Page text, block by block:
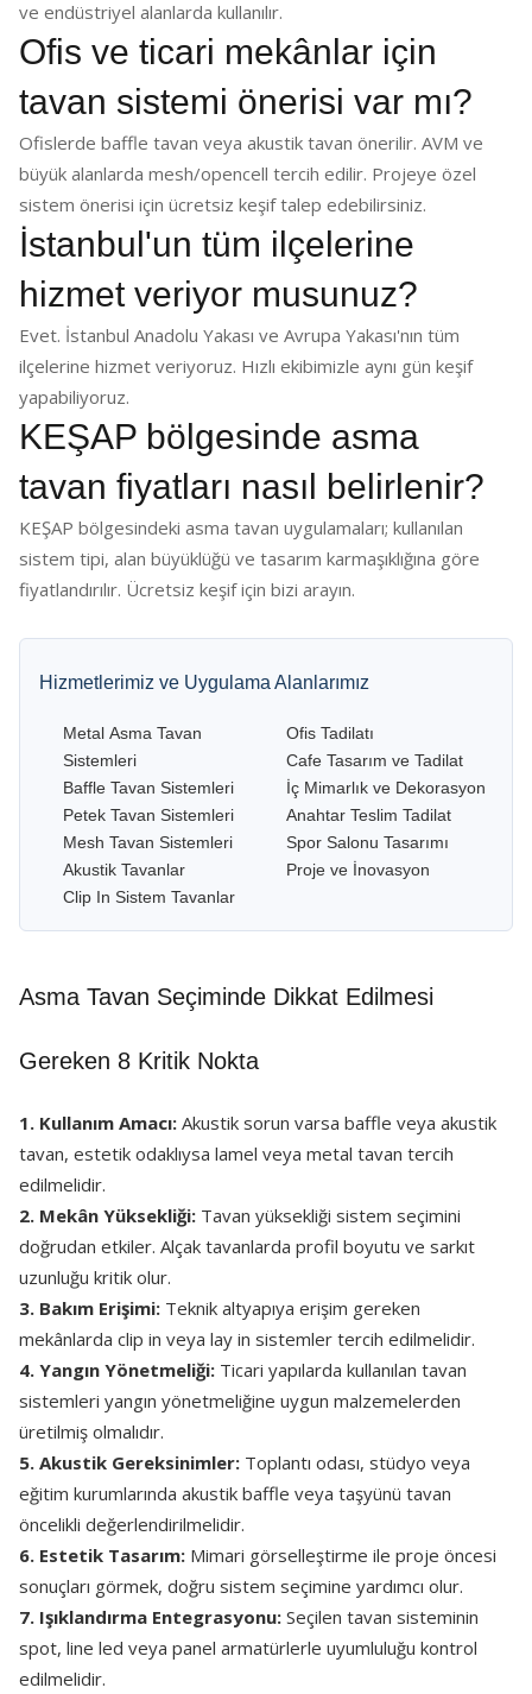
ve endüstriyel alanlarda kullanılır.
Ofis ve ticari mekânlar için
tavan sistemi önerisi var mı?
Ofislerde baffle tavan veya akustik tavan önerilir. AVM ve
büyük alanlarda mesh/opencell tercih edilir. Projeye özel
sistem önerisi için ücretsiz keşif talep edebilirsiniz.
İstanbul'un tüm ilçelerine
hizmet veriyor musunuz?
Evet. İstanbul Anadolu Yakası ve Avrupa Yakası'nın tüm
ilçelerine hizmet veriyoruz. Hızlı ekibimizle aynı gün keşif
yapabiliyoruz.
KEŞAP bölgesinde asma
tavan fiyatları nasıl belirlenir?
KEŞAP bölgesindeki asma tavan uygulamaları; kullanılan
sistem tipi, alan büyüklüğü ve tasarım karmaşıklığına göre
fiyatlandırılır. Ücretsiz keşif için bizi arayın.
Hizmetlerimiz ve Uygulama Alanlarımız
Metal Asma Tavan
Sistemleri
Baffle Tavan Sistemleri
Petek Tavan Sistemleri
Mesh Tavan Sistemleri
Akustik Tavanlar
Clip In Sistem Tavanlar
Ofis Tadilatı
Cafe Tasarım ve Tadilat
İç Mimarlık ve Dekorasyon
Anahtar Teslim Tadilat
Spor Salonu Tasarımı
Proje ve İnovasyon
Asma Tavan Seçiminde Dikkat Edilmesi
Gereken 8 Kritik Nokta
1. Kullanım Amacı: Akustik sorun varsa baffle veya akustik
tavan, estetik odaklıysa lamel veya metal tavan tercih
edilmelidir.
2. Mekân Yüksekliği: Tavan yüksekliği sistem seçimini
doğrudan etkiler. Alçak tavanlarda profil boyutu ve sarkıt
uzunluğu kritik olur.
3. Bakım Erişimi: Teknik altyapıya erişim gereken
mekânlarda clip in veya lay in sistemler tercih edilmelidir.
4. Yangın Yönetmeliği: Ticari yapılarda kullanılan tavan
sistemleri yangın yönetmeliğine uygun malzemelerden
üretilmiş olmalıdır.
5. Akustik Gereksinimler: Toplantı odası, stüdyo veya
eğitim kurumlarında akustik baffle veya taşyünü tavan
öncelikli değerlendirilmelidir.
6. Estetik Tasarım: Mimari görselleştirme ile proje öncesi
sonuçları görmek, doğru sistem seçimine yardımcı olur.
7. Işıklandırma Entegrasyonu: Seçilen tavan sisteminin
spot, line led veya panel armatürlerle uyumluluğu kontrol
edilmelidir.